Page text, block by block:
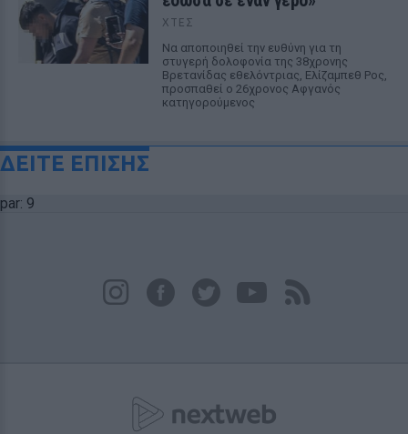
ΧΤΕΣ
Να αποποιηθεί την ευθύνη για τη
στυγερή δολοφονία της 38χρονης
Βρετανίδας εθελόντριας, Ελίζαμπεθ Ρος,
προσπαθεί ο 26χρονος Αφγανός
κατηγορούμενος
ΔΕΙΤΕ ΕΠΙΣΗΣ
par: 9